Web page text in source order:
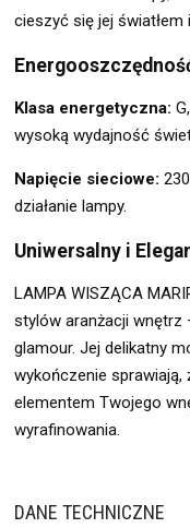
cieszyć się jej światłem
Klasa energetyczna:
wysoką wydajność
Napięcie sieciowe:
działanie lampy.
Uniwersalny i
LAMPA WISZĄCA
stylów aranżacji wnętrz
glamour. Jej delikatny
wykończenie sprawiają,
elementem Twojego
wyrafinowania.
DANE TECHNICZNE